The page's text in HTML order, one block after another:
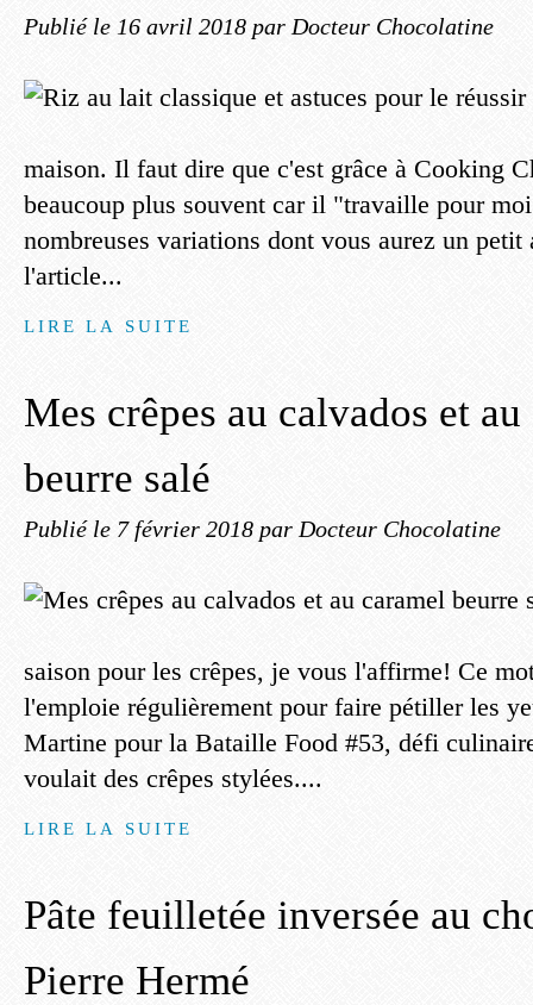
Publié le 16 avril 2018 par Docteur Chocolatine
maison. Il faut dire que c'est grâce à Cooking
beaucoup plus souvent car il "travaille pour
nombreuses variations dont vous aurez un
l'article...
LIRE LA SUITE
Mes crêpes au calvados et
beurre salé
Publié le 7 février 2018 par Docteur Chocolatine
saison pour les crêpes, je vous l'affirme! Ce
l'emploie régulièrement pour faire pétiller les
Martine pour la Bataille Food #53, défi
voulait des crêpes stylées....
LIRE LA SUITE
Pâte feuilletée inversée au
Pierre Hermé